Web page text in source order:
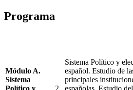
Programa
Módulo A.
Sistema
Sistema Político y
español. Estudio de
principales